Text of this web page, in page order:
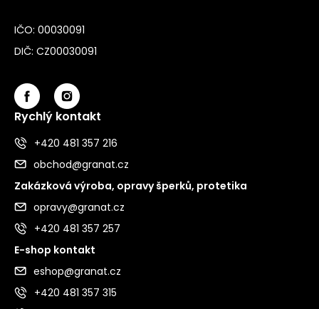
IČO: 00030091
DIČ: CZ00030091
Rychlý kontakt
+420 481 357 216
obchod@granat.cz
Zakázková výroba, opravy šperků, protetika
opravy@granat.cz
+420 481 357 257
E-shop kontakt
eshop@granat.cz
+420 481 357 315